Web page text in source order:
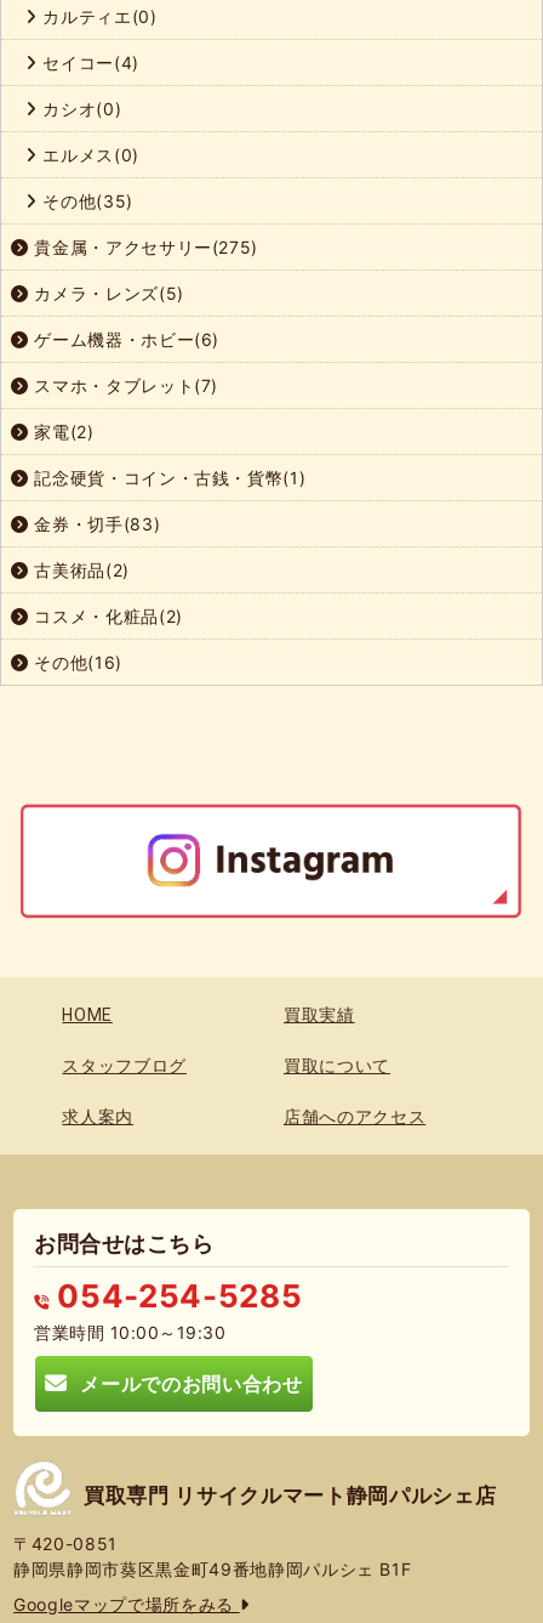
カルティエ(0)
セイコー(4)
カシオ(0)
エルメス(0)
その他(35)
貴金属・アクセサリー(275)
カメラ・レンズ(5)
ゲーム機器・ホビー(6)
スマホ・タブレット(7)
家電(2)
記念硬貨・コイン・古銭・貨幣(1)
金券・切手(83)
古美術品(2)
コスメ・化粧品(2)
その他(16)
HOME 買取実績
スタッフブログ 買取について
求人案内 店舗へのアクセス
お問合せはこちら
054-254-5285
営業時間 10:00～19:30
メールでのお問い合わせ
買取専門 リサイクルマート静岡パルシェ店
〒420-0851
静岡県静岡市葵区黒金町49番地静岡パルシェ B1F
Googleマップで場所をみる